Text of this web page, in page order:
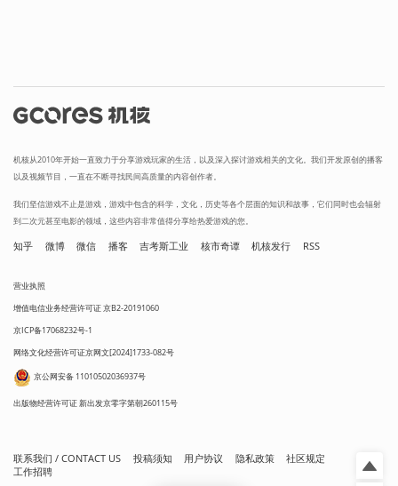
机核从2010年开始一直致力于分享游戏玩家的生活，以及深入探讨游戏相关的文化。我们开发原创的播客
以及视频节目，一直在不断寻找民间高质量的内容创作者。
我们坚信游戏不止是游戏，游戏中包含的科学，文化，历史等各个层面的知识和故事，它们同时也会辐射
到二次元甚至电影的领域，这些内容非常值得分享给热爱游戏的您。
知乎 微博 微信 播客 吉考斯工业 核市奇谭 机核发行 RSS
营业执照
增值电信业务经营许可证 京B2-20191060
京ICP备17068232号-1
网络文化经营许可证京网文[2024]1733-082号
京公网安备 11010502036937号
出版物经营许可证 新出发京零字第朝260115号
联系我们 / CONTACT US 投稿须知 用户协议 隐私政策
社区规定
工作招聘